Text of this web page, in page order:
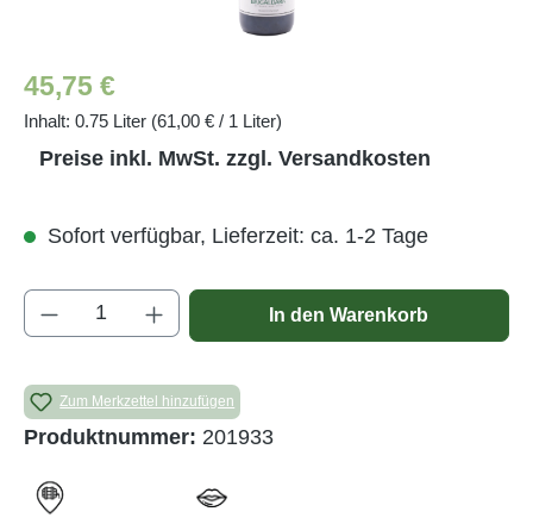
Regulärer Preis:
45,75 €
Inhalt: 0.75 Liter (61,00 € / 1 Liter)
Preise inkl. MwSt. zzgl. Versandkosten
Sofort verfügbar, Lieferzeit: ca. 1-2 Tage
Produkt Anzahl: Gib den gewünschten
In den Warenkorb
Zum Merkzettel hinzufügen
Produktnummer: 201933